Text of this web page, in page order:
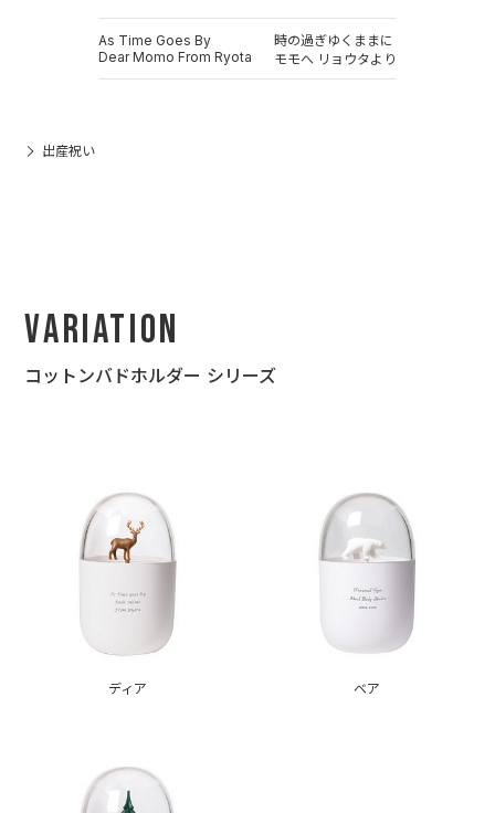
As Time Goes By
Dear Momo From Ryota
時の過ぎゆくままに
モモへ リョウタより
出産祝い
Variation
コットンバドホルダー シリーズ
ディア ベア